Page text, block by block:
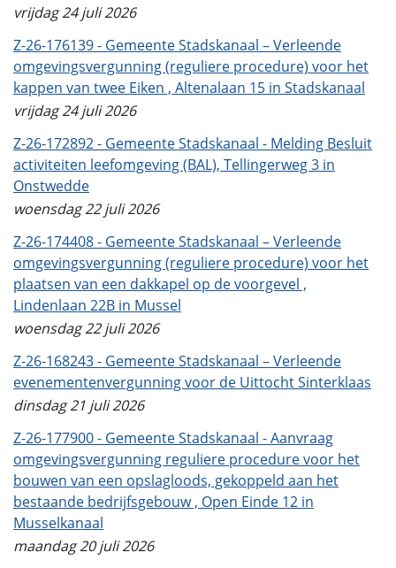
vrijdag 24 juli 2026
Z-26-176139 - Gemeente Stadskanaal – Verleende
omgevingsvergunning (reguliere procedure) voor het
kappen van twee Eiken , Altenalaan 15 in Stadskanaal
vrijdag 24 juli 2026
Z-26-172892 - Gemeente Stadskanaal - Melding Besluit
activiteiten leefomgeving (BAL), Tellingerweg 3 in
Onstwedde
woensdag 22 juli 2026
Z-26-174408 - Gemeente Stadskanaal – Verleende
omgevingsvergunning (reguliere procedure) voor het
plaatsen van een dakkapel op de voorgevel ,
Lindenlaan 22B in Mussel
woensdag 22 juli 2026
Z-26-168243 - Gemeente Stadskanaal – Verleende
evenementenvergunning voor de Uittocht Sinterklaas
dinsdag 21 juli 2026
Z-26-177900 - Gemeente Stadskanaal - Aanvraag
omgevingsvergunning reguliere procedure voor het
bouwen van een opslagloods, gekoppeld aan het
bestaande bedrijfsgebouw , Open Einde 12 in
Musselkanaal
maandag 20 juli 2026